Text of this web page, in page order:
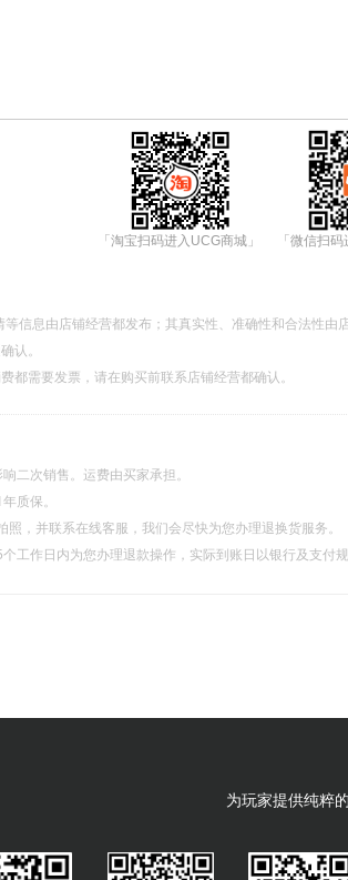
信息由店铺经营都发布；其真实性、准确性和合法性
认。
都需要发票，请在购买前联系店铺经营都确认。
二次销售。运费由买家承担。
质保。
，并联系在线客服，我们会尽快为您办理退换货服务。
工作日内为您办理退款操作，实际到账日以银行及支付规
「微信扫
「淘宝扫码进入UCG商城」
为玩家提供纯粹